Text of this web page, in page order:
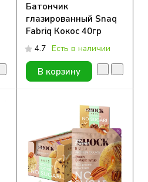
Батончик
глазированный Snaq
Fabriq Кокос 40гр
4.7 Есть в наличии
В корзину